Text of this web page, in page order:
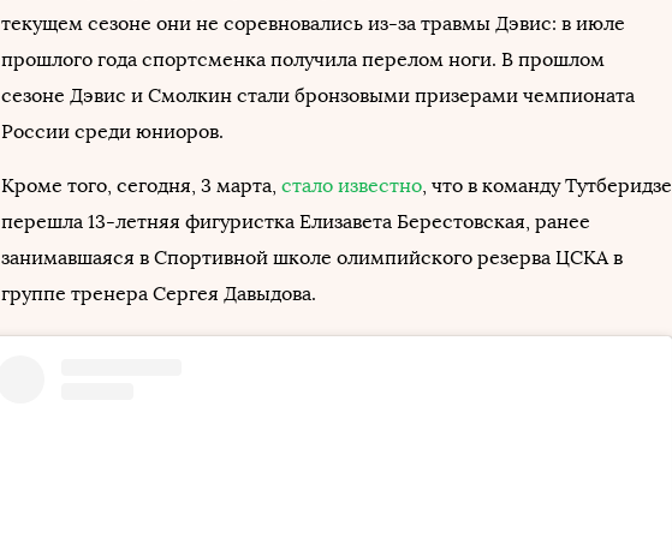
текущем сезоне они не соревновались из-за травмы Дэвис: в июле
прошлого года спортсменка получила перелом ноги. В прошлом
сезоне Дэвис и Смолкин стали бронзовыми призерами чемпионата
России среди юниоров.
Кроме того, сегодня, 3 марта, стало известно , что в команду Тутберидзе
перешла 13-летняя фигуристка Елизавета Берестовская, ранее
занимавшаяся в Спортивной школе олимпийского резерва ЦСКА в
группе тренера Сергея Давыдова.